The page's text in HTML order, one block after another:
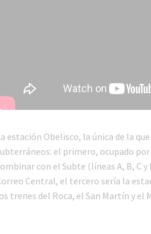
estación Obelisco, la única de la
el primero, ocupado
con el Subte (líneas A, B, C
Central, el tercero sería la
trenes del Roca, el San Martín y el